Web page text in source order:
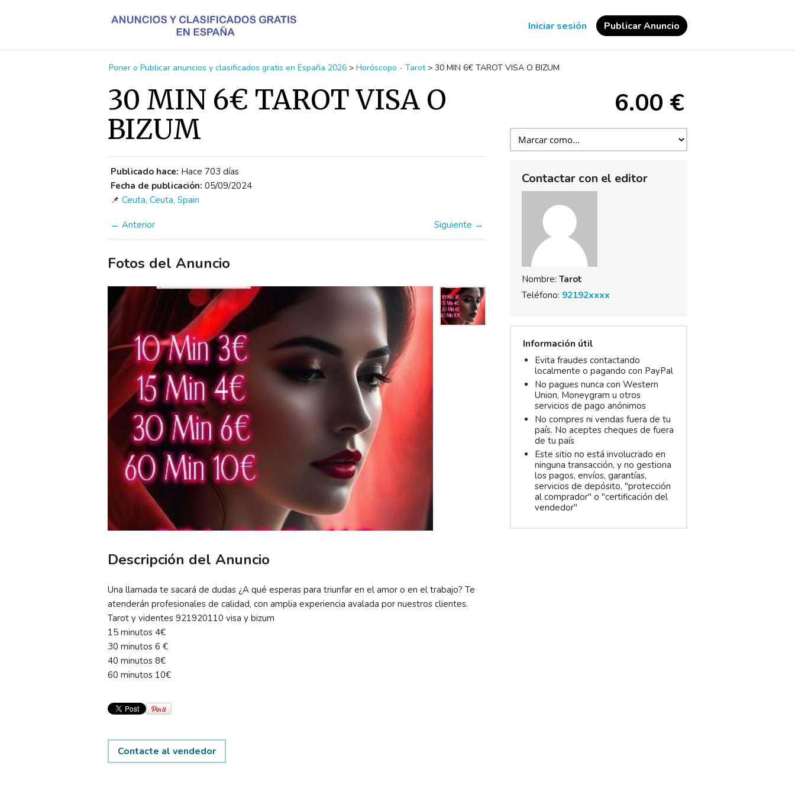
Iniciar sesión Publicar Anuncio
Poner o Publicar anuncios y clasificados gratis en España 2026 > Horóscopo - Tarot > 30 MIN 6€ TAROT VISA O BIZUM
30 MIN 6€ TAROT VISA O
BIZUM
Publicado hace: Hace 703 días
Fecha de publicación: 05/09/2024
📌 Ceuta, Ceuta, Spain
← Anterior Siguiente →
Fotos del Anuncio
Descripción del Anuncio
Una llamada te sacará de dudas ¿A qué esperas para triunfar en el amor o en el trabajo? Te
atenderán profesionales de calidad, con amplia experiencia avalada por nuestros clientes.
Tarot y videntes 921920110 visa y bizum
15 minutos 4€
30 minutos 6 €
40 minutos 8€
60 minutos 10€
Contacte al vendedor
6.00 €
Contactar con el editor
Nombre: Tarot
Teléfono: 92192xxxx
Información útil
Evita fraudes contactando
localmente o pagando con PayPal
No pagues nunca con Western
Union, Moneygram u otros
servicios de pago anónimos
No compres ni vendas fuera de tu
país. No aceptes cheques de fuera
de tu país
Este sitio no está involucrado en
ninguna transacción, y no gestiona
los pagos, envíos, garantías,
servicios de depósito, "protección
al comprador" o "certificación del
vendedor"